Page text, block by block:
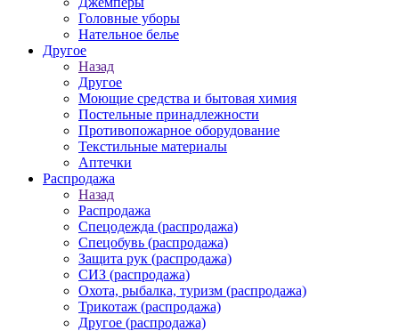
Головные уборы
Нательное белье
Другое
Назад
Другое
Моющие средства и бытовая химия
Постельные принадлежности
Противопожарное оборудование
Текстильные материалы
Аптечки
Распродажа
Назад
Распродажа
Спецодежда (распродажа)
Спецобувь (распродажа)
Защита рук (распродажа)
СИЗ (распродажа)
Охота, рыбалка, туризм (распродажа)
Трикотаж (распродажа)
Другое (распродажа)